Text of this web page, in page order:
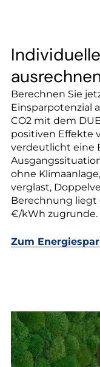
­Berechnen Sie
Einsparpotenzial
CO2 mit dem
positiven Effekte
verdeutlicht eine
ohne
verglast,
Berechnung liegt
€/kWh zugrunde.­
Zum